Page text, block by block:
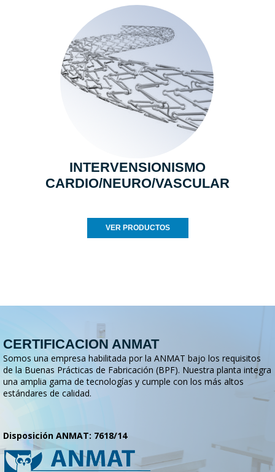
INTERVENSIONISMO
CARDIO/NEURO/VASCULAR
VER PRODUCTOS
CERTIFICACION ANMAT
Somos una empresa habilitada por la ANMAT bajo los requisitos
de la Buenas Prácticas de Fabricación (BPF). Nuestra planta integra
una amplia gama de tecnologías y cumple con los más altos
estándares de calidad.
Disposición ANMAT: 7618/14